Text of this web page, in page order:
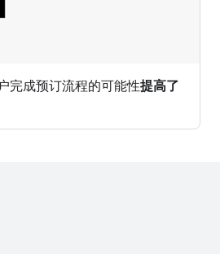
完成预订流程的可能性提高了